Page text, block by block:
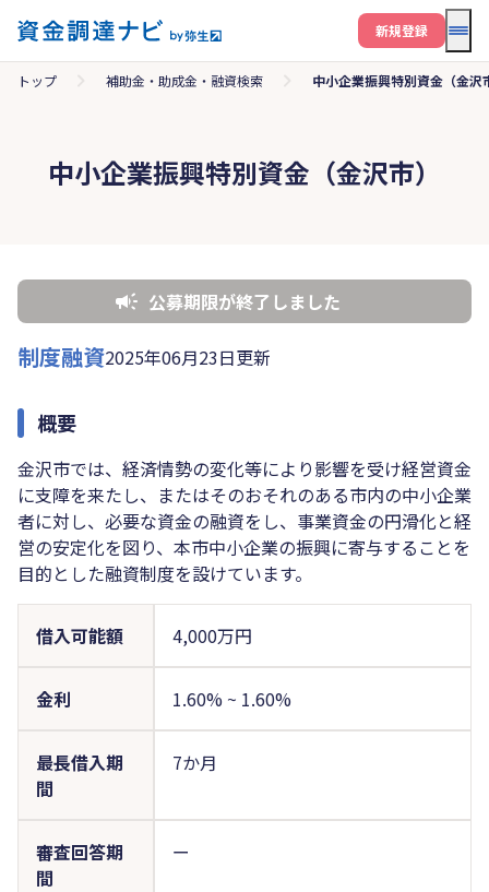
メ
新規登録
トップ 補助金・助成金・融資検索 中小企業振興特別資金（金沢
中小企業振興特別資金（金沢市）
公募期限が終了しました
制度融資2025年06月23日更新
概要
金沢市では、経済情勢の変化等により影響を受け経営資金
に支障を来たし、またはそのおそれのある市内の中小企業
者に対し、必要な資金の融資をし、事業資金の円滑化と経
営の安定化を図り、本市中小企業の振興に寄与することを
目的とした融資制度を設けています。
借入可能額 4,000万円
金利 1.60% ~ 1.60%
最長借入期
間
7か月
審査回答期
間
ー